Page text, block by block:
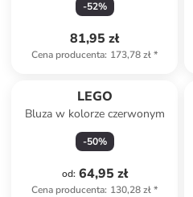
-52%
81,95 zł
Cena producenta: 173,78 zł*
LEGO
Bluza w kolorze czerwonym
-50%
od: 64,95 zł
Cena producenta: 130,28 zł*